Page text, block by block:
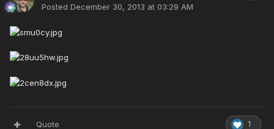
Posted December 30, 2013 at 03:29 AM
1
Quote